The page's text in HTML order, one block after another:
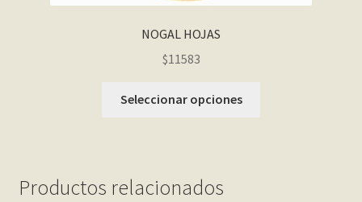
NOGAL HOJAS
$11583
Seleccionar opciones
Productos relacionados